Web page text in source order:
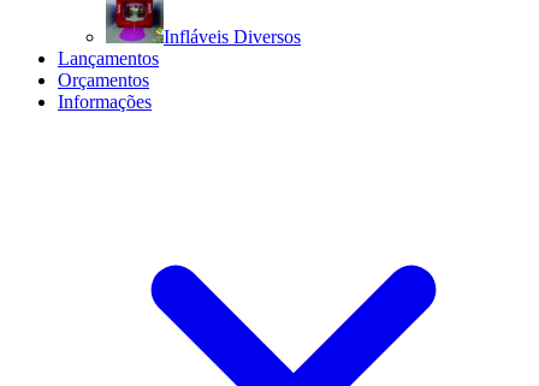
Infláveis Diversos
Lançamentos
Orçamentos
Informações